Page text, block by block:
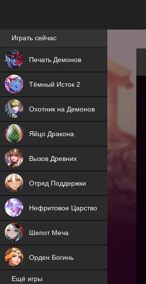
Лучшие игры онлайн
Играть сейчас
Печать Демонов
NEW
Тёмный Исток 2
NEW
Охотник на Демонов
ХИТ
Яйцо Дракона
NEW
Вызов Древних
ХИТ
Отряд Поддержки
ХИТ
Нефритовое Царство
Шепот Меча
Орден Богинь
Ещё игры